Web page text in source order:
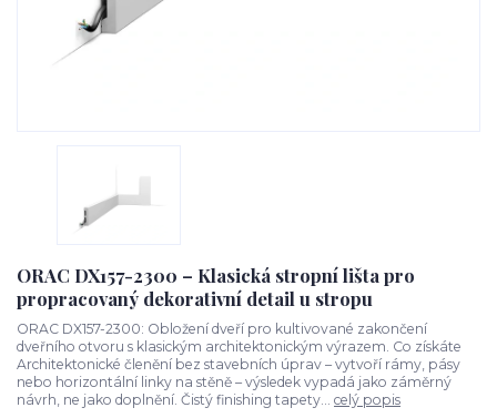
ORAC DX157-2300 – Klasická stropní lišta pro
propracovaný dekorativní detail u stropu
ORAC DX157-2300: Obložení dveří pro kultivované zakončení
dveřního otvoru s klasickým architektonickým výrazem. Co získáte
Architektonické členění bez stavebních úprav – vytvoří rámy, pásy
nebo horizontální linky na stěně – výsledek vypadá jako záměrný
návrh, ne jako doplnění. Čistý finishing tapety... celý popis